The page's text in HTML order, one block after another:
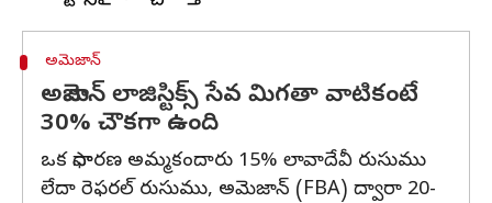
అమెజాన్
అమెజాన్ లాజిస్టిక్స్ సేవ మిగతా వాటికంటే
30% చౌకగా ఉంది
ఒక సాధారణ అమ్మకందారు 15% లావాదేవీ రుసుము
లేదా రెఫరల్ రుసుము, అమెజాన్ (FBA) ద్వారా 20-